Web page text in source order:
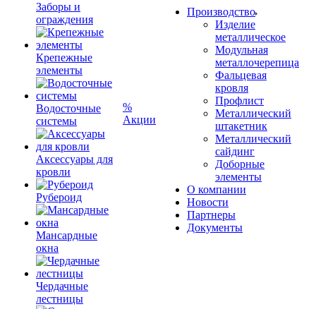
Заборы и
ограждения
Крепежные
элементы
Водосточные
системы
Аксессуары для
кровли
Рубероид
Мансардные
окна
Чердачные
лестницы
%
Акции
Производство
Изделие
металлическое
Модульная
металлочерепица
Фальцевая
кровля
Профлист
Металлический
штакетник
Металлический
сайдинг
Доборные
элементы
О компании
Новости
Партнеры
Документы